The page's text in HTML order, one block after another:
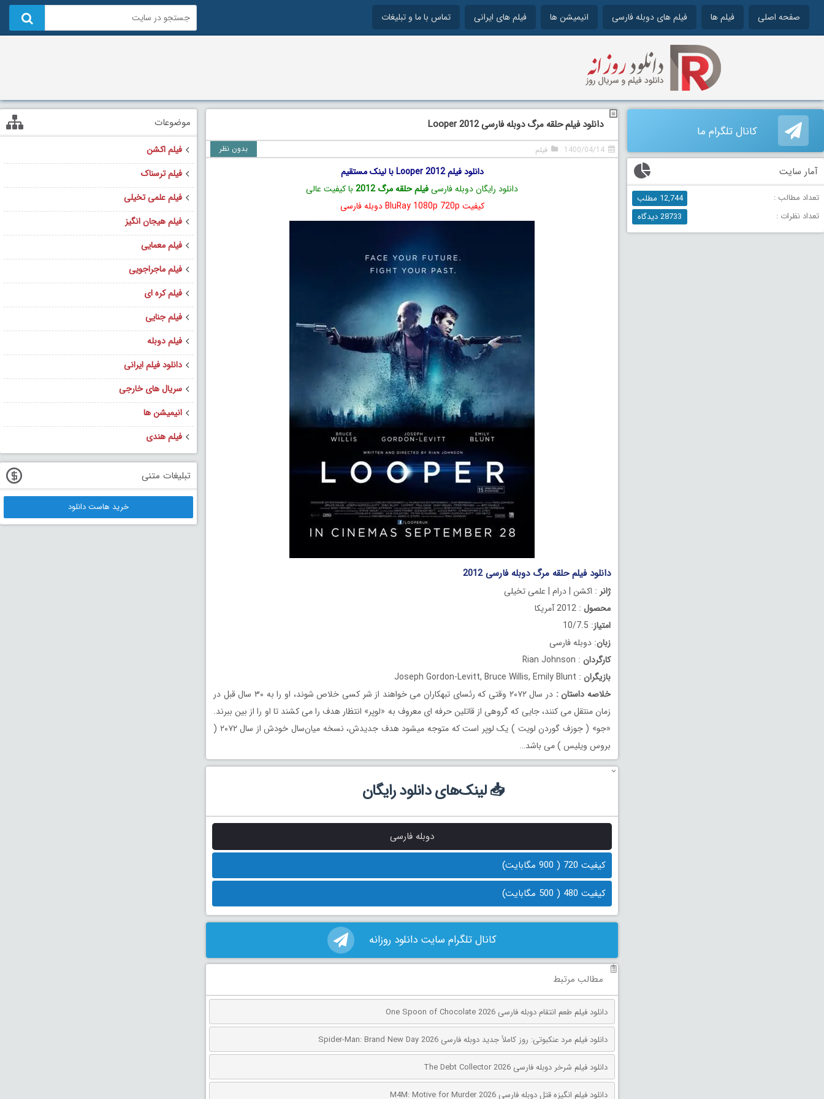
صفحه اصلی فیلم ها فیلم های دوبله فارسی انیمیشن ها فیلم های ایرانی تماس با ما و تبلیغات
دانلود فیلم حلقه مرگ دوبله فارسی Looper 2012
1400/04/14 فیلم بدون نظر
دانلود فیلم Looper 2012 با لینک مستقیم
دانلود رایگان دوبله فارسیفیلم حلقه مرگ 2012
با کیفیت عالی
کیفیت BluRay 1080p 720p دوبله فارسی
دانلود فیلم حلقه مرگ دوبله فارسی 2012
ژانر : اکشن | درام | علمی تخیلی
محصول : 2012 آمریکا
امتیاز: 10/7.5
زبان: دوبله فارسی
کارگردان : Rian Johnson
بازیگران : Joseph Gordon-Levitt, Bruce Willis, Emily Blunt
خلاصه داستان :
در سال ۲۰۷۲ وقتی که رئسای تبهکاران می خواهند از شر کسی خلاص شوند، او را به ۳۰ سال قبل در
زمان منتقل می کنند، جایی که گروهی از قاتلین حرفه ای معروف به «لوپر» انتظار هدف را می کشند تا او را از بین ببرند.
«جو» ( جوزف گوردن لویت ) یک لوپر است که متوجه میشود هدف جدیدش، نسخه میان‌سال خودش از سال ۲۰۷۲ (
بروس ویلیس ) می باشد…
📥 لینک‌های دانلود رایگان
دوبله فارسی
کیفیت 720 ( 900 مگابایت)
کیفیت 480 ( 500 مگابایت)
کانال تلگرام سایت دانلود روزانه
مطالب مرتبط
دانلود فیلم طعم انتقام دوبله فارسی One Spoon of Chocolate 2026
دانلود فیلم مرد عنکبوتی: روز کاملاً جدید دوبله فارسی Spider-Man: Brand New Day 2026
دانلود فیلم شرخر دوبله فارسی The Debt Collector 2026
دانلود فیلم انگیزه قتل دوبله فارسی M4M: Motive for Murder 2026
کانال تلگرام ما
آمار سایت
تعداد مطالب :
12,744 مطلب
تعداد نظرات :
28733 دیدگاه
موضوعات
فیلم اکشن
فیلم ترسناک
فیلم علمی تخیلی
فیلم هیجان انگیز
فیلم معمایی
فیلم ماجراجویی
فیلم کره ای
فیلم جنایی
فیلم دوبله
دانلود فیلم ایرانی
سریال های خارجی
انیمیشن ها
فیلم هندی
تبلیغات متنی
خرید هاست دانلود